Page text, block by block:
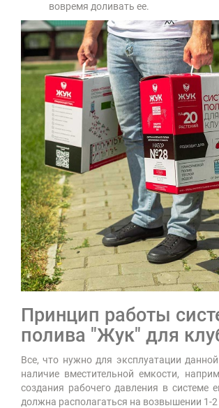
вовремя доливать ее.
Принцип работы
полива "Жук" для
Все, что нужно для эксплуатации
наличие вместительной емкости,
создания рабочего давления в системе
должна располагаться на возвышении 1-